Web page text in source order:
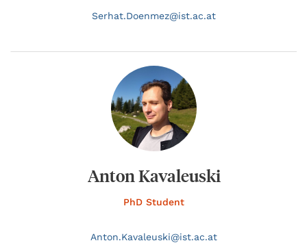
Serhat.Doenmez@ist.ac.at
Anton Kavaleuski
PhD Student
Anton.Kavaleuski@ist.ac.at